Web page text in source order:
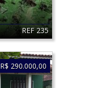
REF 235
R$ 290.000,00